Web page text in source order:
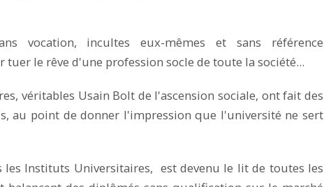
vocation, incultes eux-mêmes et sans référence
le rêve d'une profession socle de toute la société...
véritables Usain Bolt de l'ascension sociale, ont fait des
au point de donner l'impression que l'université ne sert
les Instituts Universitaires, est devenu le lit de toutes les